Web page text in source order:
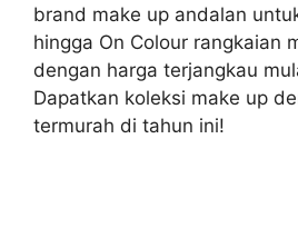
brand make up andalan
hingga On Colour rangkaian
dengan harga terjangkau
Dapatkan koleksi make up
termurah di tahun ini!